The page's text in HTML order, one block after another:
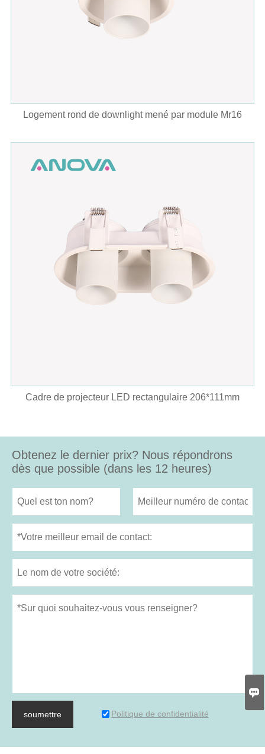
Logement rond de downlight mené par module Mr16
Cadre de projecteur LED rectangulaire 206*111mm
Obtenez le dernier prix? Nous répondrons
dès que possible (dans les 12 heures)
soumettre Politique de confidentialité
